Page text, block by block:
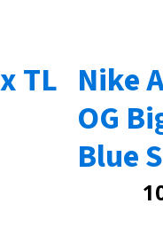
TL Nike
OG
Blue